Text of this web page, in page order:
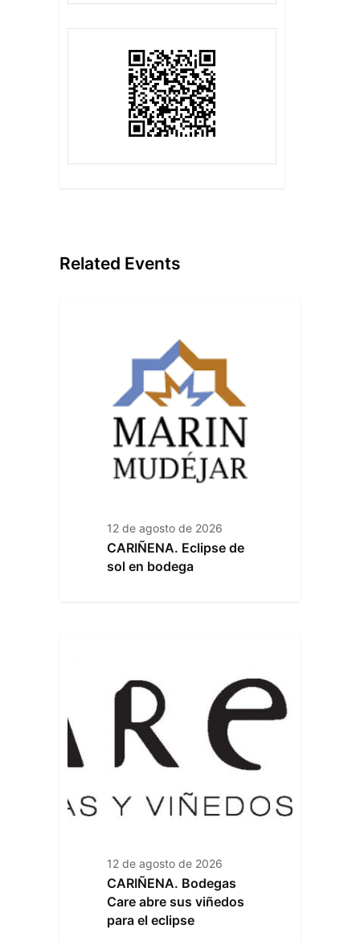
Related Events
12 de agosto de 2026
CARIÑENA. Eclipse de
sol en bodega
12 de agosto de 2026
CARIÑENA. Bodegas
Care abre sus viñedos
para el eclipse